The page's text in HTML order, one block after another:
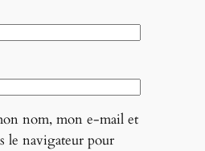
nom, mon e-mail et
le navigateur pour